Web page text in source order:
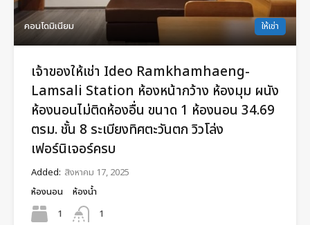
คอนโดมิเนียม ให้เช่า
เจ้าของให้เช่า Ideo Ramkhamhaeng-
Lamsali Station ห้องหน้ากว้าง ห้องมุม ผนัง
ห้องนอนไม่ติดห้องอื่น ขนาด 1 ห้องนอน 34.69
ตรม. ชั้น 8 ระเบียงทิศตะวันตก วิวโล่ง
เฟอร์นิเจอร์ครบ
Added: สิงหาคม 17, 2025
ห้องนอน
1
ห้องน้ำ
1